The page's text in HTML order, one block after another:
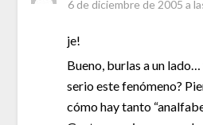
6 de diciembre de 2005 a
je!
Bueno, burlas a un
serio este fenómeno?
cómo hay tanto